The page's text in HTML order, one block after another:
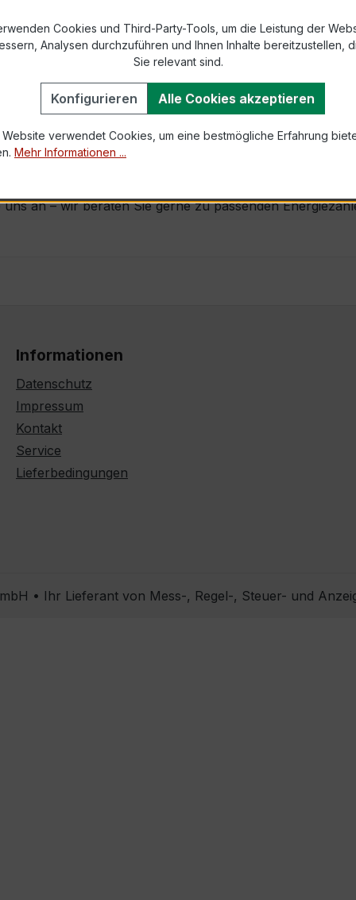
werden eingesetzt in Energieversorgungsanlagen,
Verbrauchserfassung notwendig ist. Sie unterstützen
GmbH – Ihr Partner für hochwertige
Ihnen eine breite Palette an Energiezählern, die genau
Erfahrung unterstützen wir Sie bei Auswahl,
uns an – wir beraten Sie gerne zu passenden
Informationen
Datenschutz
Impressum
Kontakt
Service
Lieferbedingungen
• Ihr Lieferant von Mess-, Regel-, Steuer- und
Cookies und Third-Party-Tools, um die Leistung der
Analysen durchzuführen und Ihnen Inhalte bereitzustellen,
Sie relevant sind.
Konfigurieren Alle Cookies akzeptieren
Website verwendet Cookies, um eine bestmögliche Erfahrung
Mehr Informationen ...